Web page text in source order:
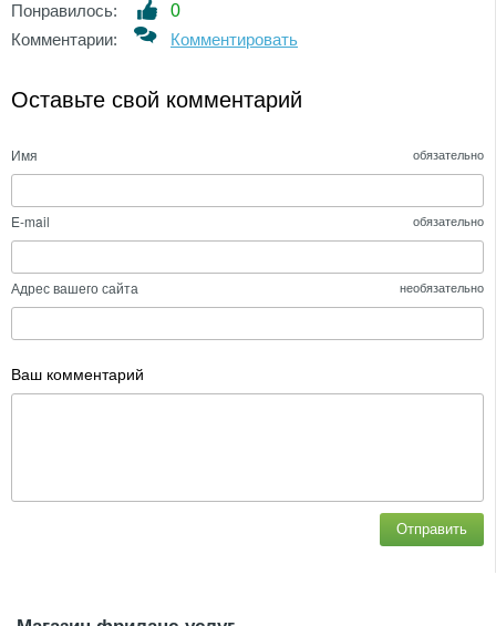
Понравилось:
0
Комментарии:
Комментировать
Оставьте свой комментарий
Имя обязательно
E-mail обязательно
Адрес вашего сайта необязательно
Ваш комментарий
Отправить